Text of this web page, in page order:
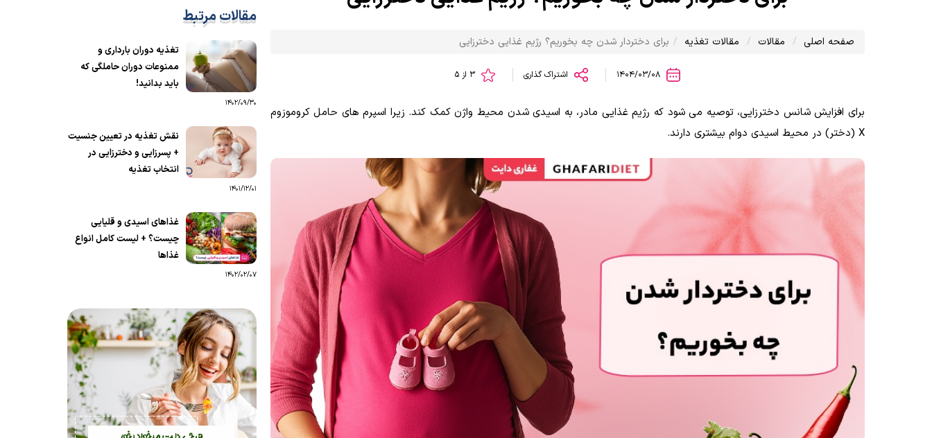
صفحه اصلی مقالات مقالات تغذیه برای دختردار شدن چه بخوریم؟ رژیم غذایی دخترزایی
1404/03/08 اشتراک گذاری 3 از 5
برای افزایش شانس دخترزایی، توصیه می شود که رژیم غذایی مادر، به اسیدی شدن محیط واژن کمک کند. زیرا اسپرم های حامل کروموزوم
X (دختر) در محیط اسیدی دوام بیشتری دارند.
مقالات مرتبط
تغذیه دوران بارداری و
ممنوعات دوران حاملگی که
باید بدانید!
1402/09/30
نقش تغذیه در تعیین جنسیت
+ پسرزایی و دخترزایی در
انتخاب تغذیه
1401/12/01
غذاهای اسیدی و قلیایی
چیست؟ + لیست کامل انواع
غذاها
1402/02/07